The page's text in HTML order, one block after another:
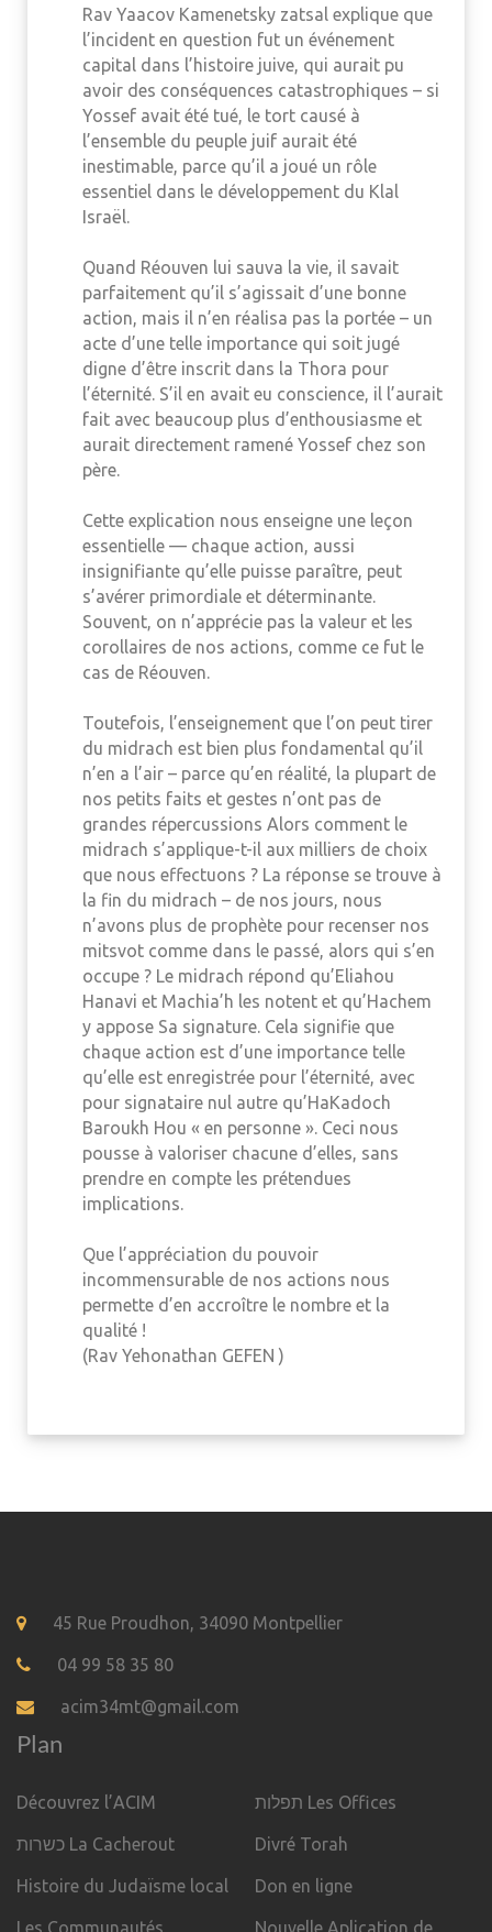
Rav Yaacov Kamenetsky zatsal explique que
l’incident en question fut un événement
capital dans l’histoire juive, qui aurait pu
avoir des conséquences catastrophiques – si
Yossef avait été tué, le tort causé à
l’ensemble du peuple juif aurait été
inestimable, parce qu’il a joué un rôle
essentiel dans le développement du Klal
Israël.
Quand Réouven lui sauva la vie, il savait
parfaitement qu’il s’agissait d’une bonne
action, mais il n’en réalisa pas la portée – un
acte d’une telle importance qui soit jugé
digne d’être inscrit dans la Thora pour
l’éternité. S’il en avait eu conscience, il l’aurait
fait avec beaucoup plus d’enthousiasme et
aurait directement ramené Yossef chez son
père.
Cette explication nous enseigne une leçon
essentielle — chaque action, aussi
insignifiante qu’elle puisse paraître, peut
s’avérer primordiale et déterminante.
Souvent, on n’apprécie pas la valeur et les
corollaires de nos actions, comme ce fut le
cas de Réouven.
Toutefois, l’enseignement que l’on peut tirer
du midrach est bien plus fondamental qu’il
n’en a l’air – parce qu’en réalité, la plupart de
nos petits faits et gestes n’ont pas de
grandes répercussions Alors comment le
midrach s’applique-t-il aux milliers de choix
que nous effectuons ? La réponse se trouve à
la fin du midrach – de nos jours, nous
n’avons plus de prophète pour recenser nos
mitsvot comme dans le passé, alors qui s’en
occupe ? Le midrach répond qu’Eliahou
Hanavi et Machia’h les notent et qu’Hachem
y appose Sa signature. Cela signifie que
chaque action est d’une importance telle
qu’elle est enregistrée pour l’éternité, avec
pour signataire nul autre qu’HaKadoch
Baroukh Hou « en personne ». Ceci nous
pousse à valoriser chacune d’elles, sans
prendre en compte les prétendues
implications.
Que l’appréciation du pouvoir
incommensurable de nos actions nous
permette d’en accroître le nombre et la
qualité !
(Rav Yehonathan GEFEN )
45 Rue Proudhon, 34090 Montpellier
04 99 58 35 80
acim34mt@gmail.com
Plan
Découvrez l’ACIM
כשרות La Cacherout
Histoire du Judaïsme local
Les Communautés
תפלות Les Offices
Divré Torah
Don en ligne
Nouvelle Aplication de